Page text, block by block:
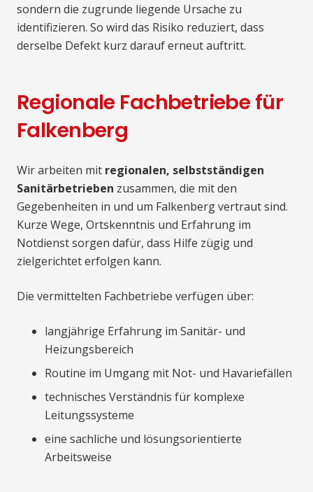
sondern die zugrunde liegende Ursache zu
identifizieren. So wird das Risiko reduziert, dass
derselbe Defekt kurz darauf erneut auftritt.
Regionale Fachbetriebe für
Falkenberg
Wir arbeiten mit regionalen, selbstständigen
Sanitärbetrieben zusammen, die mit den
Gegebenheiten in und um Falkenberg vertraut sind.
Kurze Wege, Ortskenntnis und Erfahrung im
Notdienst sorgen dafür, dass Hilfe zügig und
zielgerichtet erfolgen kann.
Die vermittelten Fachbetriebe verfügen über:
langjährige Erfahrung im Sanitär- und
Heizungsbereich
Routine im Umgang mit Not- und Havariefällen
technisches Verständnis für komplexe
Leitungssysteme
eine sachliche und lösungsorientierte
Arbeitsweise